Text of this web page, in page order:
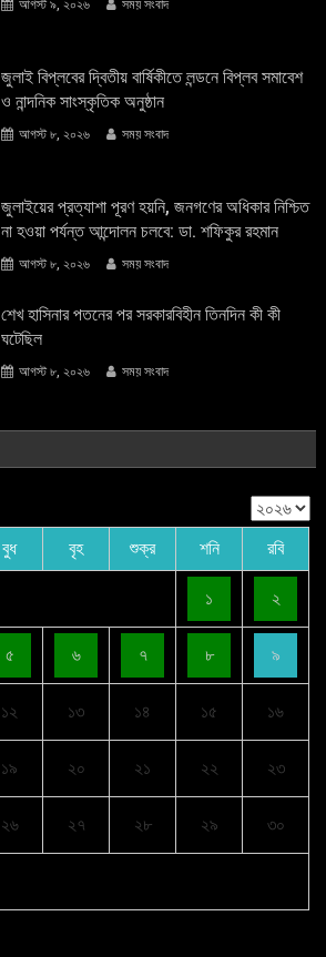
আগস্ট ৯, ২০২৬ সময় সংবাদ
জুলাই বিপ্লবের দ্বিতীয় বার্ষিকীতে লন্ডনে বিপ্লব সমাবেশ
ও নান্দনিক সাংস্কৃতিক অনুষ্ঠান
আগস্ট ৮, ২০২৬ সময় সংবাদ
জুলাইয়ের প্রত্যাশা পূরণ হয়নি, জনগণের অধিকার নিশ্চিত
না হওয়া পর্যন্ত আন্দোলন চলবে: ডা. শফিকুর রহমান
আগস্ট ৮, ২০২৬ সময় সংবাদ
শেখ হাসিনার পতনের পর সরকারবিহীন তিনদিন কী কী
ঘটেছিল
আগস্ট ৮, ২০২৬ সময় সংবাদ
বুধ বৃহ শুক্র শনি রবি
১ ২
৫ ৬ ৭ ৮ ৯
১২ ১৩ ১৪ ১৫ ১৬
১৯ ২০ ২১ ২২ ২৩
২৬ ২৭ ২৮ ২৯ ৩০